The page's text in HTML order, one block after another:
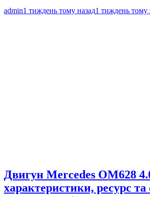
admin1 тиждень тому назад1 тиждень тому
Двигун Mercedes OM628
характеристики, ресурс та